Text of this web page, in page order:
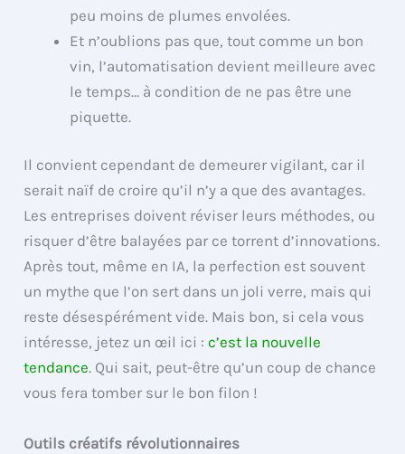
peu moins de plumes envolées.
Et n’oublions pas que, tout comme un bon
vin, l’automatisation devient meilleure avec
le temps… à condition de ne pas être une
piquette.
Il convient cependant de demeurer vigilant, car il
serait naïf de croire qu’il n’y a que des avantages.
Les entreprises doivent réviser leurs méthodes, ou
risquer d’être balayées par ce torrent d’innovations.
Après tout, même en IA, la perfection est souvent
un mythe que l’on sert dans un joli verre, mais qui
reste désespérément vide. Mais bon, si cela vous
intéresse, jetez un œil ici :c’est la nouvelle
tendance. Qui sait, peut-être qu’un coup de chance
vous fera tomber sur le bon filon !
Outils créatifs révolutionnaires